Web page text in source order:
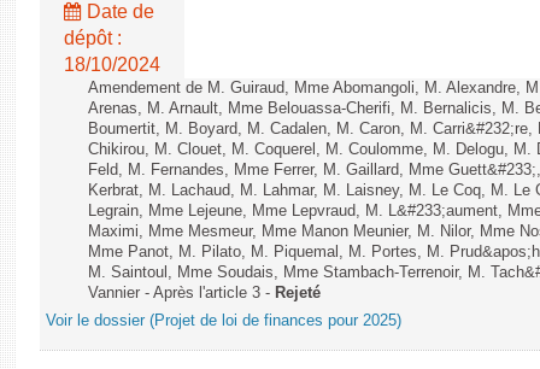
Date de
dépôt :
18/10/2024
Amendement de M. Guiraud, Mme Abomangoli, M. Alexandre,
Arenas, M. Arnault, Mme Belouassa-Cherifi, M. Bernalicis, M.
Boumertit, M. Boyard, M. Cadalen, M. Caron, M.
Chikirou, M. Clouet, M. Coquerel, M. Coulomme, M. Delogu, M.
Feld, M. Fernandes, Mme Ferrer, M. Gaillard, Mme
Kerbrat, M. Lachaud, M. Lahmar, M. Laisney, M. Le Coq, M. Le
Legrain, Mme Lejeune, Mme Lepvraud, M. L&#233;aument,
Maximi, Mme Mesmeur, Mme Manon Meunier, M. Nilor, Mme
Mme Panot, M. Pilato, M. Piquemal, M. Portes, M.
M. Saintoul, Mme Soudais, Mme Stambach-Terrenoir, M.
Vannier - Après l'article 3 - Rejeté
Voir le dossier (Projet de loi de finances pour 2025)